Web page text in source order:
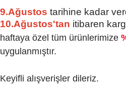
9.Ağustos tarihine kadar
10.Ağustos'tan itibaren
haftaya özel tüm ürünlerimize
uygulanmıştır.
Keyifli alışverişler dileriz.